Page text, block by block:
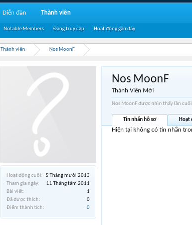
Thành viên Nos MoonF
Hoạt động cuối:
5 Tháng mười 2013
Tham gia ngày:
11 Tháng tám 2011
Bài viết:
1
Đã được thích:
0
Điểm thành tích:
0
Nos MoonF
Thành Viên Mới
Nos MoonF được nhìn thấy lần
Tin nhắn hồ sơ Hoạt
Hiện tại không có tin nhắn
Diễn đàn Thành viên
Notable Members Đang truy cập Hoạt động gần đây